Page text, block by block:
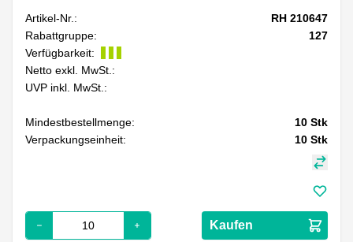
Artikel-Nr.:
RH 210647
Rabattgruppe:
127
Verfügbarkeit:
Netto exkl. MwSt.:
UVP inkl. MwSt.:
Mindestbestellmenge: 10 Stk
Verpackungseinheit:
10 Stk
Kaufen